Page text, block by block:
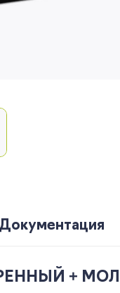
Документация
+